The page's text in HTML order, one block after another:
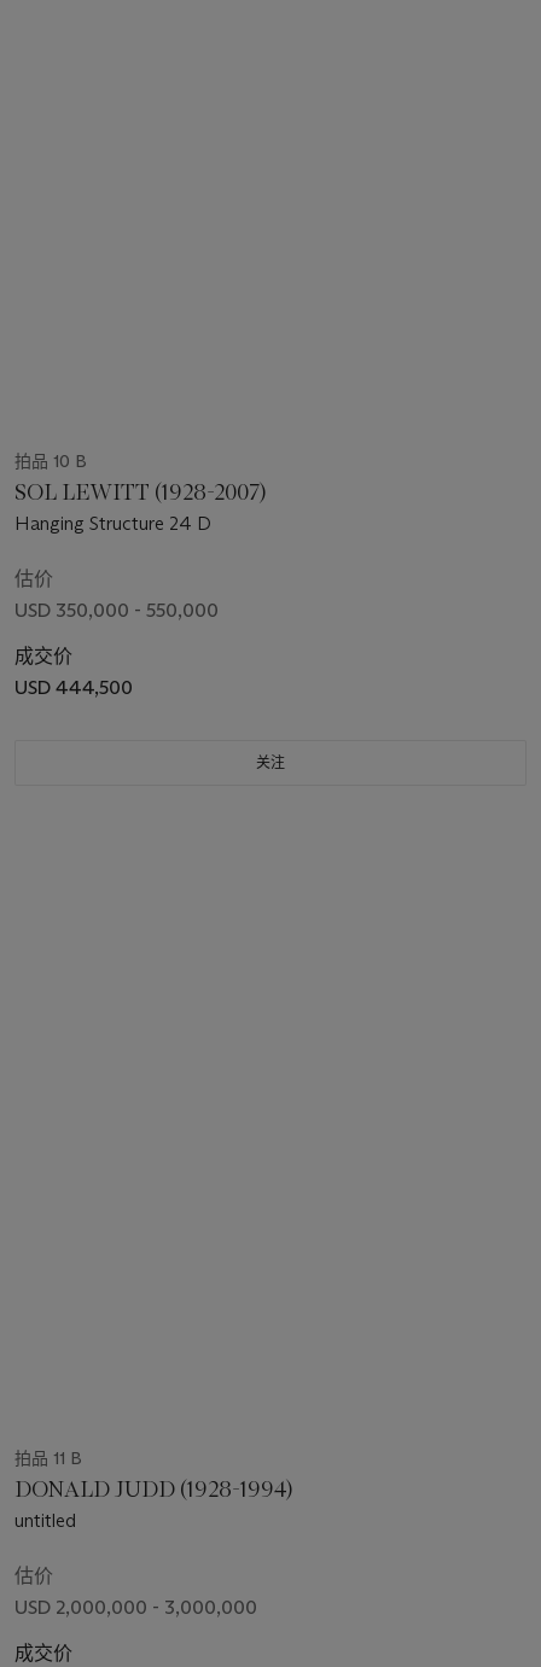
拍品 10 B
SOL LEWITT (1928-2007)
Hanging Structure 24 D
估价
USD 350,000 - 550,000
成交价
USD 444,500
关注
拍品 11 B
DONALD JUDD (1928-1994)
untitled
估价
USD 2,000,000 - 3,000,000
成交价